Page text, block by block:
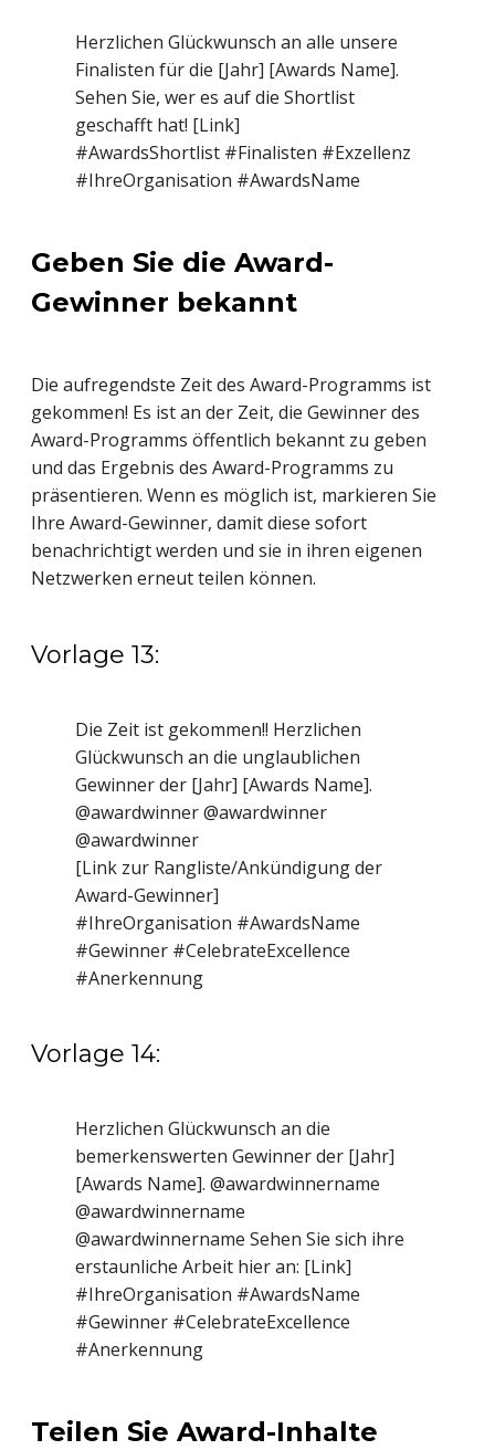
Herzlichen Glückwunsch an alle unsere
Finalisten für die [Jahr] [Awards Name].
Sehen Sie, wer es auf die Shortlist
geschafft hat! [Link]
#AwardsShortlist #Finalisten #Exzellenz
#IhreOrganisation #AwardsName
Geben Sie die Award-
Gewinner bekannt
Die aufregendste Zeit des Award-Programms ist
gekommen! Es ist an der Zeit, die Gewinner des
Award-Programms öffentlich bekannt zu geben
und das Ergebnis des Award-Programms zu
präsentieren. Wenn es möglich ist, markieren Sie
Ihre Award-Gewinner, damit diese sofort
benachrichtigt werden und sie in ihren eigenen
Netzwerken erneut teilen können.
Vorlage 13:
Die Zeit ist gekommen!! Herzlichen
Glückwunsch an die unglaublichen
Gewinner der [Jahr] [Awards Name].
@awardwinner @awardwinner
@awardwinner
[Link zur Rangliste/Ankündigung der
Award-Gewinner]
#IhreOrganisation #AwardsName
#Gewinner #CelebrateExcellence
#Anerkennung
Vorlage 14:
Herzlichen Glückwunsch an die
bemerkenswerten Gewinner der [Jahr]
[Awards Name]. @awardwinnername
@awardwinnername
@awardwinnername Sehen Sie sich ihre
erstaunliche Arbeit hier an: [Link]
#IhreOrganisation #AwardsName
#Gewinner #CelebrateExcellence
#Anerkennung
Teilen Sie Award-Inhalte